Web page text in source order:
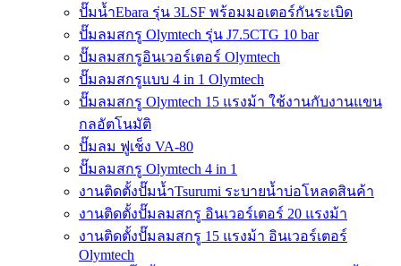
ปั๊มน้ำEbara รุ่น 3LSF พร้อมมอเตอร์กันระเบิด
ปั๊มลมสกรู Olymtech รุ่น J7.5CTG 10 bar
ปั๊มลมสกรูอินเวอร์เตอร์ Olymtech
ปั๊มลมสกรูแบบ 4 in 1 Olymtech
ปั๊มลมสกรู Olymtech 15 แรงม้า ใช้งานกับงานแขน
กลอัตโนมัติ
ปั๊มลม ฟูเช็ง VA-80
ปั๊มลมสกรู Olymtech 4 in 1
งานติดตั้งปั๊มน้ำTsurumi ระบายน้ำบ่อโหลดสินค้า
งานติดตั้งปั๊มลมสกรู อินเวอร์เตอร์ 20 แรงม้า
งานติดตั้งปั๊มลมสกรู 15 แรงม้า อินเวอร์เตอร์
Olymtech